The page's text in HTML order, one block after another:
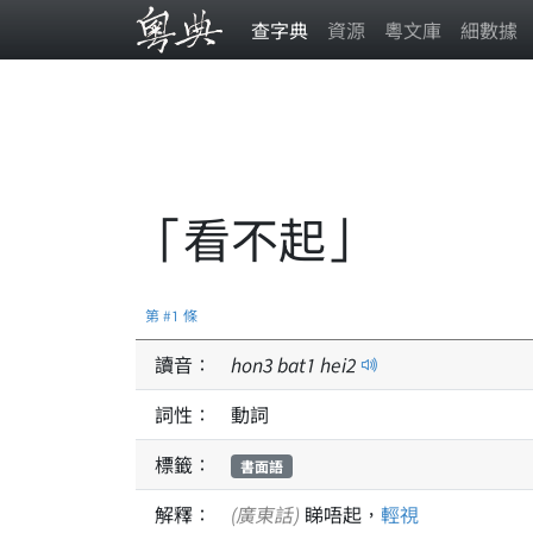
查字典 資源 粵文庫 細數據
「看不起」
第 #1 條
讀音： hon3bat1 hei2
詞性：
動詞
標籤：
書面語
解釋： (廣東話) 睇唔起， 輕視